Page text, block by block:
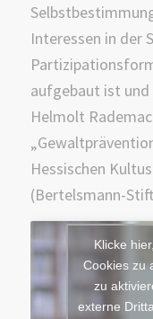
Interessen in der
aufgebaut ist
Helmolt
Hessischen
(Bertelsmann-
Klicke
Cookies zu
zu
externe